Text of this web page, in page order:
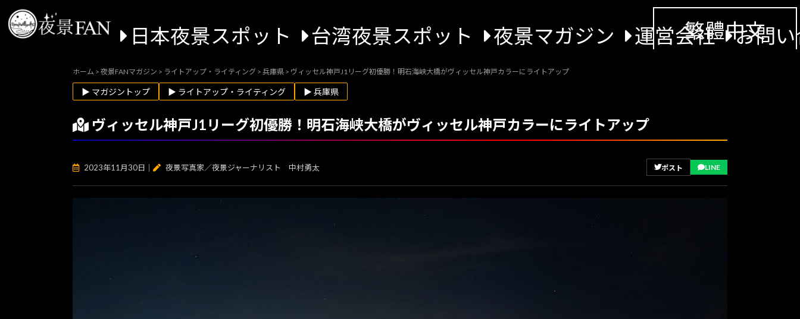
日本夜景スポット 台湾夜景スポット 夜景マガジン 運営会社 お問
繁體中文
ホーム > 夜景FANマガジン > ライトアップ・ライティング > 兵庫県 > ヴィッセル神戸J1リーグ初優勝！明石海峡大橋がヴィッセル神戸カラーにライトアップ
▶ マガジントップ ▶ ライトアップ・ライティング ▶ 兵庫県
ヴィッセル神戸J1リーグ初優勝！明石海峡大橋がヴィッセル神戸カラーにライトアップ
2023年11月30日 夜景写真家／夜景ジャーナリスト 中村勇太 ポスト LINE